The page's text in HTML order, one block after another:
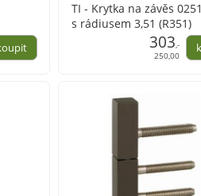
TI - Krytka na závěs 0251
s rádiusem 3,51 (R351)
303,-
250,00